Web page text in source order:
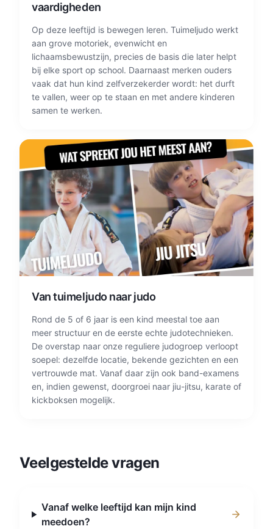
vaardigheden
Op deze leeftijd is bewegen leren. Tuimeljudo werkt
aan grove motoriek, evenwicht en
lichaamsbewustzijn, precies de basis die later helpt
bij elke sport op school. Daarnaast merken ouders
vaak dat hun kind zelfverzekerder wordt: het durft
te vallen, weer op te staan en met andere kinderen
samen te werken.
Van tuimeljudo naar judo
Rond de 5 of 6 jaar is een kind meestal toe aan
meer structuur en de eerste echte judotechnieken.
De overstap naar onze reguliere judogroep verloopt
soepel: dezelfde locatie, bekende gezichten en een
vertrouwde mat. Vanaf daar zijn ook band-examens
en, indien gewenst, doorgroei naar jiu-jitsu, karate of
kickboksen mogelijk.
Veelgestelde vragen
Vanaf welke leeftijd kan mijn kind
meedoen?